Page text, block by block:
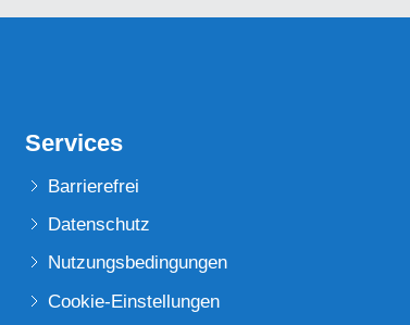
Services
Barrierefrei
Datenschutz
Nutzungsbedingungen
Cookie-Einstellungen